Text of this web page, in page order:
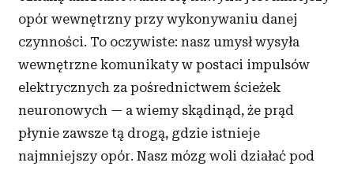
opór wewnętrzny przy wykonywaniu danej
czynności. To oczywiste: nasz umysł wysyła
wewnętrzne komunikaty w postaci impulsów
elektrycznych za pośrednictwem ścieżek
neuronowych — a wiemy skądinąd, że prąd
płynie zawsze tą drogą, gdzie istnieje
najmniejszy opór. Nasz mózg woli działać pod